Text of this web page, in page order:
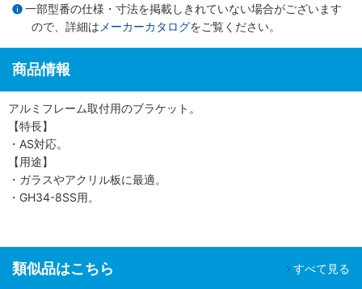
一部型番の仕様・寸法を掲載しきれていない場合がございます
ので、詳細は メーカーカタログをご覧ください。
商品情報
アルミフレーム取付用のブラケット。
【特長】
・AS対応。
【用途】
・ガラスやアクリル板に最適。
・GH34-8SS用。
類似品はこちら すべて見る